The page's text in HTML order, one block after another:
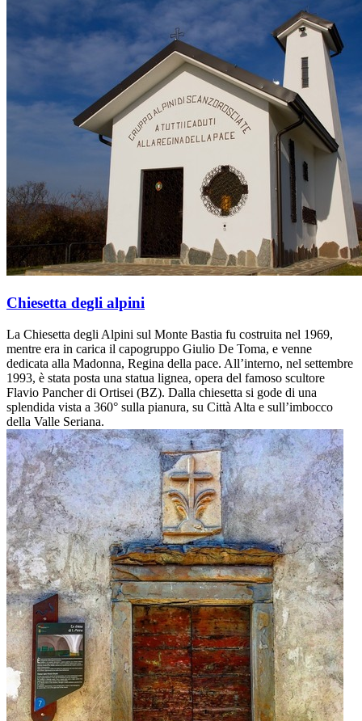
Chiesetta degli alpini
La Chiesetta degli Alpini sul Monte Bastia fu costruita nel 1969,
mentre era in carica il capogruppo Giulio De Toma, e venne
dedicata alla Madonna, Regina della pace. All’interno, nel settembre
1993, è stata posta una statua lignea, opera del famoso scultore
Flavio Pancher di Ortisei (BZ). Dalla chiesetta si gode di una
splendida vista a 360° sulla pianura, su Città Alta e sull’imbocco
della Valle Seriana.